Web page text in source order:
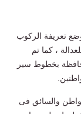
تعريفة الركوب
، كما تم
بخطوط سير
والسائق فى